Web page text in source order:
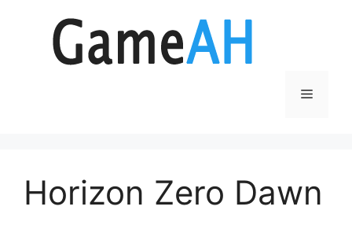
Menu
Horizon Zero Dawn